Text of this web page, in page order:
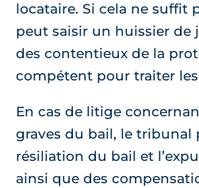
locataire. Si cela ne suffit
peut saisir un huissier de
des contentieux de la
compétent pour traiter
En cas de litige
graves du bail, le tribunal
résiliation du bail et
ainsi que des